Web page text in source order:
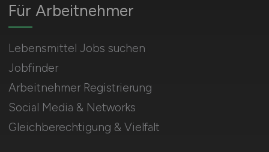
Für Arbeitnehmer
Lebensmittel Jobs suchen
Jobfinder
Arbeitnehmer Registrierung
Social Media & Networks
Gleichberechtigung & Vielfalt